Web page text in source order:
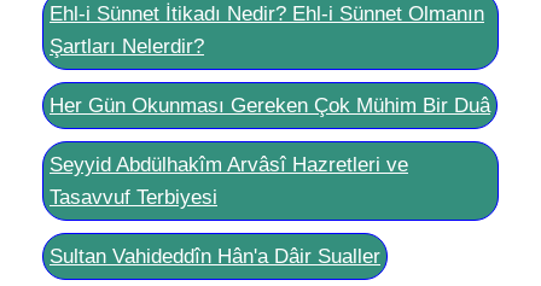
Ehl-i Sünnet İtikadı Nedir? Ehl-i Sünnet Olmanın
Şartları Nelerdir?
Her Gün Okunması Gereken Çok Mühim Bir Duâ
Seyyid Abdülhakîm Arvâsî Hazretleri ve
Tasavvuf Terbiyesi
Sultan Vahideddîn Hân'a Dâir Sualler